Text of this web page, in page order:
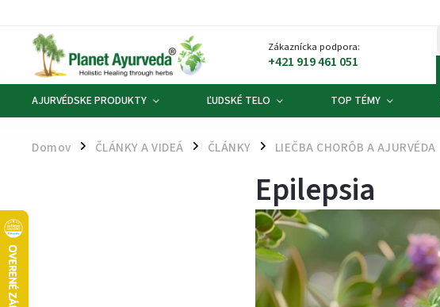
Zákaznícka podpora:
+421 919 461 051
AJURVÉDSKE PRODUKTY ĽUDSKÉ TELO TOP TÉMY
Domov / ČLÁNKY A VIDEÁ / ČLÁNKY / LIEČBA CHORÔB A AJURVÉDA
Epilepsia